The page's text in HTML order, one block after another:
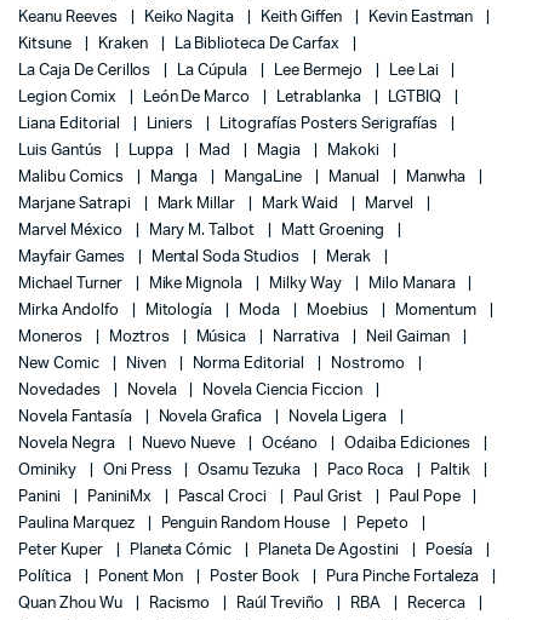
Keanu Reeves
Keiko Nagita Keith Giffen
Kevin Eastman
Kitsune
Kraken
La Biblioteca De Carfax
La Caja De Cerillos
La Cúpula Lee Bermejo
Lee Lai
Legion Comix
León De Marco Letrablanka
LGTBIQ
Liana Editorial
Liniers
Litografías Posters Serigrafías
Luis Gantús
Luppa Mad Magia
Makoki
Malibu Comics
Manga MangaLine Manual
Manwha
Marjane Satrapi
Mark Millar Mark Waid
Marvel
Marvel México
Mary M. Talbot
Matt Groening
Mayfair Games
Mental Soda Studios
Merak
Michael Turner
Mike Mignola Milky Way
Milo Manara
Mirka Andolfo
Mitología Moda Moebius
Momentum
Moneros
Moztros Música Narrativa
Neil Gaiman
New Comic
Niven Norma Editorial
Nostromo
Novedades
Novela
Novela Ciencia Ficcion
Novela Fantasía
Novela Grafica
Novela Ligera
Novela Negra
Nuevo Nueve Océano
Odaiba Ediciones
Ominiky
Oni Press Osamu Tezuka Paco Roca
Paltik
Panini
PaniniMx Pascal Croci Paul Grist
Paul Pope
Paulina Marquez
Penguin Random House
Pepeto
Peter Kuper
Planeta Cómic Planeta De Agostini
Poesía
Política
Ponent Mon Poster Book
Pura Pinche Fortaleza
Quan Zhou Wu
Racismo Raúl Treviño RBA
Recerca